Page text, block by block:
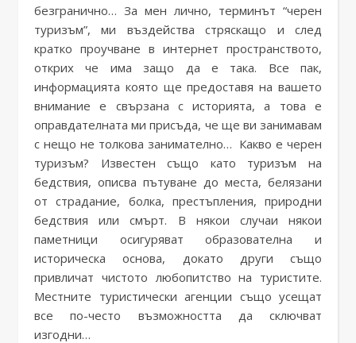
безгранично… За мен лично, терминът “черен
туризъм”, ми въздейства стряскащо и след
кратко проучване в интернет пространството,
открих че има защо да е така. Все пак,
информацията която ще предоставя на вашето
внимание е свързана с историята, а това е
оправдателната ми присъда, че ще ви занимавам
с нещо не толкова занимателно… Какво е черен
туризъм? Известен също като туризъм на
бедствия, описва пътуване до места, белязани
от страдание, болка, престъпления, природни
бедствия или смърт. В някои случаи някои
паметници осигуряват образователна и
историческа основа, докато други също
привличат чистото любопитство на туристите.
Местните туристически агенции също усещат
все по-често възможността да сключват
изгодни…